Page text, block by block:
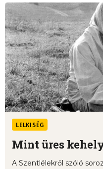
LELKISÉG
Mint üres
A Szentlélekről szóló